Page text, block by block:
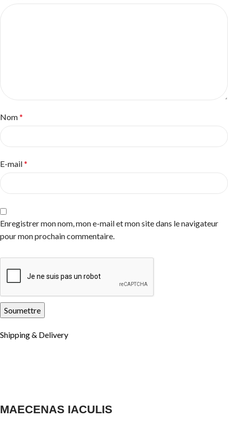
Nom*
E-mail*
Enregistrer mon nom, mon e-mail et mon site dans le navigateur
pour mon prochain commentaire.
Shipping & Delivery
MAECENAS IACULIS